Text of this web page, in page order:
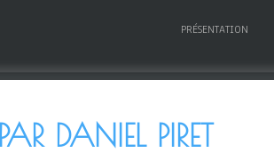
PRÉSENTATION
DANIEL PIRET